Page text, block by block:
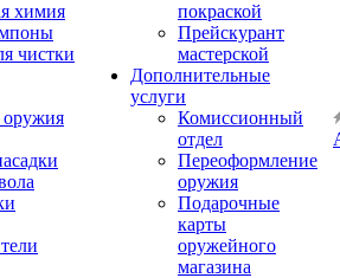
химия
чистки
оружия
покраской
Прейскурант
мастерской
Дополнительные
услуги
Комиссионный
отдел
Переоформление
оружия
Подарочные
карты
оружейного
магазина